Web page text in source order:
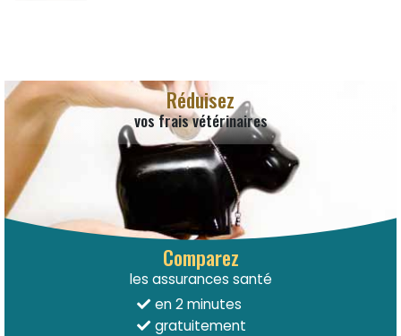
Réduisez
vos frais vétérinaires
Comparez
les assurances santé
en 2 minutes
gratuitement